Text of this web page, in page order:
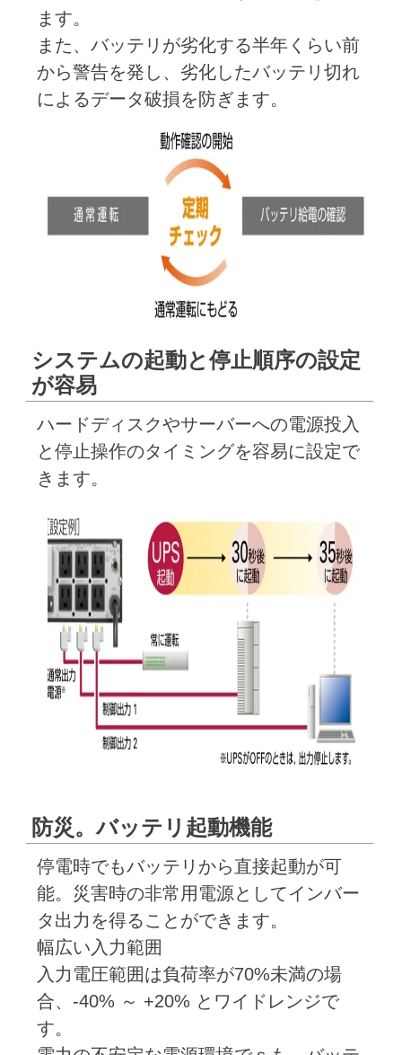
ます。
また、バッテリが劣化する半年くらい前
から警告を発し、劣化したバッテリ切れ
によるデータ破損を防ぎます。
システムの起動と停止順序の設定
が容易
ハードディスクやサーバーへの電源投入
と停止操作のタイミングを容易に設定で
きます。
防災。バッテリ起動機能
停電時でもバッテリから直接起動が可
能。災害時の非常用電源としてインバー
タ出力を得ることができます。
幅広い入力範囲
入力電圧範囲は負荷率が70%未満の場
合、-40% ～ +20% とワイドレンジで
す。